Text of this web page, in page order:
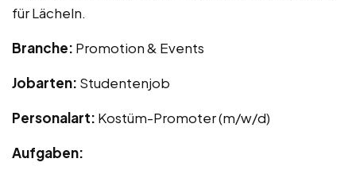
für Lächeln.
Branche: Promotion & Events
Jobarten: Studentenjob
Personalart: Kostüm-Promoter (m/w/d)
Aufgaben: